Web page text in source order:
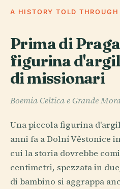
A HISTORY TOLD THROUGH
Prima di
figurina
di missionari
Boemia Celtica e Grande
Una piccola figurina
anni fa a Dolní Věstonice
cui la storia dovrebbe
centimetri, spezzata in
di bambino si aggrappa